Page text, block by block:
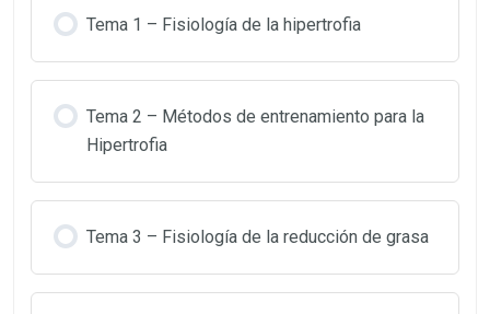
Tema 1 – Fisiología de la hipertrofia
Tema 2 – Métodos de entrenamiento para la
Hipertrofia
Tema 3 – Fisiología de la reducción de grasa